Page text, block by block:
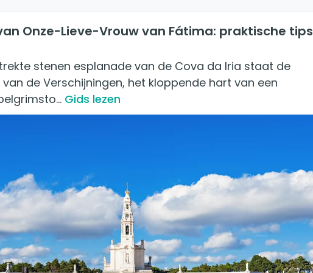
Onze-Lieve-Vrouw van Fátima: praktische tips
stenen esplanade van de Cova da Iria staat de
de Verschijningen, het kloppende hart van een
Gids lezen